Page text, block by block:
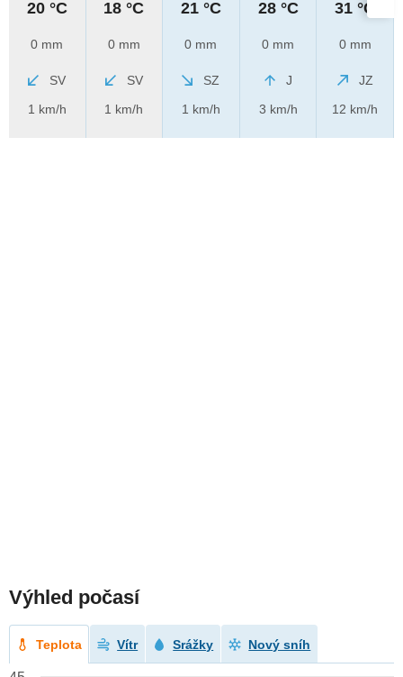
20 °C
0 mm
SV
1 km/h
18 °C
0 mm
SV
1 km/h
21 °C
0 mm
SZ
1 km/h
28 °C
0 mm
J
3 km/h
31 °C
0 mm
JZ
12 km/h
Výhled počasí
Teplota Vítr Srážky Nový sníh